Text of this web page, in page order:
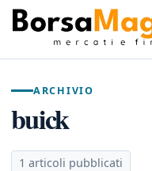
ARCHIVIO
buick
1 articoli pubblicati